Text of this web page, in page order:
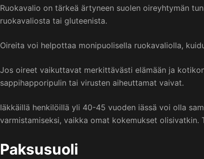
Ruokavalio on tärkeä ärtyneen suolen oireyhtymän
ruokavaliosta tai gluteenista.
Oireita voi helpottaa monipuolisella ruokavaliolla,
Jos oireet vaikuttavat merkittävästi elämään ja
sappihapporipulin tai virusten aiheuttamat vaivat.
Iäkkäillä henkilöillä yli 40-45 vuoden iässä voi olla
varmistamiseksi, vaikka omat kokemukset olisivatkin.
Paksusuoli